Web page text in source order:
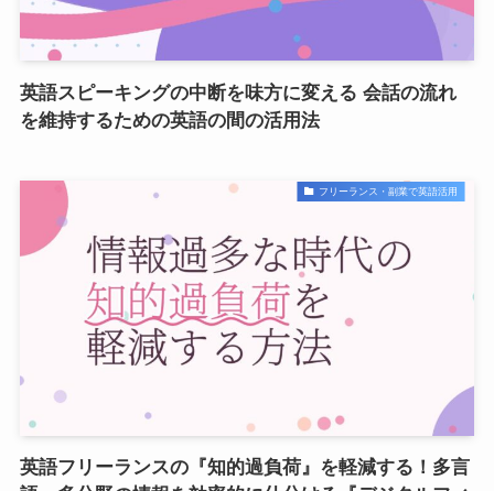
英語スピーキングの中断を味方に変える 会話の流れ
を維持するための英語の間の活用法
フリーランス・副業で英語活用
英語フリーランスの『知的過負荷』を軽減する！多言